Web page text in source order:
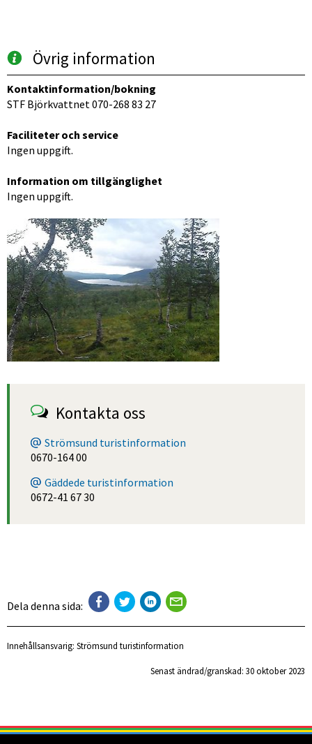
Övrig information
Kontaktinformation/bokning
STF Björkvattnet 070-268 83 27
Faciliteter och service
Ingen uppgift.
Information om tillgänglighet
Ingen uppgift.
Kontakta oss
Strömsund turistinformation
0670-164 00
Gäddede turistinformation
0672-41 67 30
Dela denna sida:
Innehållsansvarig: Strömsund turistinformation
Senast ändrad/granskad: 30 oktober 2023